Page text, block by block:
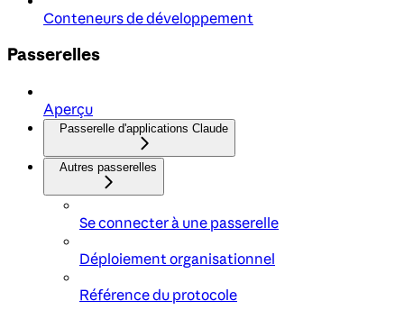
Conteneurs de développement
Passerelles
Aperçu
Passerelle d'applications Claude
Autres passerelles
Se connecter à une passerelle
Déploiement organisationnel
Référence du protocole